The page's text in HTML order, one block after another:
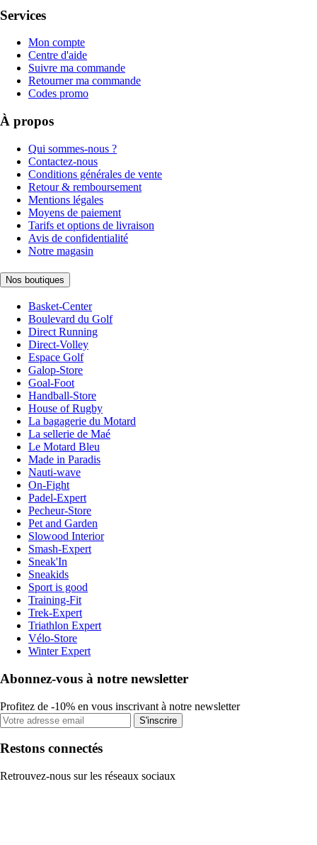
Services
Mon compte
Centre d'aide
Suivre ma commande
Retourner ma commande
Codes promo
À propos
Qui sommes-nous ?
Contactez-nous
Conditions générales de vente
Retour & remboursement
Mentions légales
Moyens de paiement
Tarifs et options de livraison
Avis de confidentialité
Notre magasin
Nos boutiques
Basket-Center
Boulevard du Golf
Direct Running
Direct-Volley
Espace Golf
Galop-Store
Goal-Foot
Handball-Store
House of Rugby
La bagagerie du Motard
La sellerie de Maé
Le Motard Bleu
Made in Paradis
Nauti-wave
On-Fight
Padel-Expert
Pecheur-Store
Pet and Garden
Slowood Interior
Smash-Expert
Sneak'In
Sneakids
Sport is good
Training-Fit
Trek-Expert
Triathlon Expert
Vélo-Store
Winter Expert
Abonnez-vous à notre newsletter
Profitez de -10% en vous inscrivant à notre newsletter
S'inscrire
Restons connectés
Retrouvez-nous sur les réseaux sociaux